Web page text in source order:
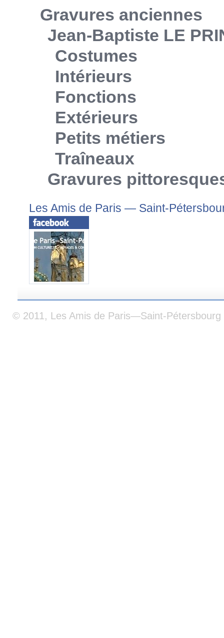
Gravures anciennes
Jean-Baptiste LE
Costumes
Intérieurs
Fonctions
Extérieurs
Petits métiers
Traîneaux
Gravures
Les Amis de Paris — Saint-
© 2011, Les Amis de Paris—Saint-Pétersbourg